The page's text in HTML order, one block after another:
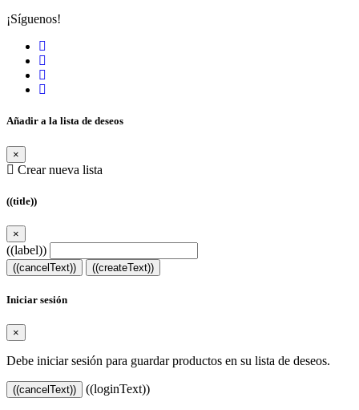
¡Síguenos!
Añadir a la lista de deseos
×
Crear nueva lista
((title))
×
((label))
((cancelText)) ((createText))
Iniciar sesión
×
Debe iniciar sesión para guardar productos en su lista de deseos.
((cancelText)) ((loginText))